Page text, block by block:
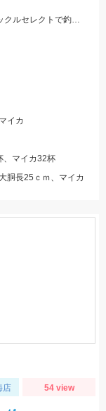
前半と後半でパターンが大きく変わり、釣り方・タックルセレクトで釣果に差が出た日でした。最近の傾向としてケイムラ系カラーは必須ですので必ず持って行ってください。
イカ
、マイカ32杯
胴長25ｃｍ、マイカ
店 54 view